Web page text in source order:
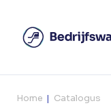
Home Catalogus